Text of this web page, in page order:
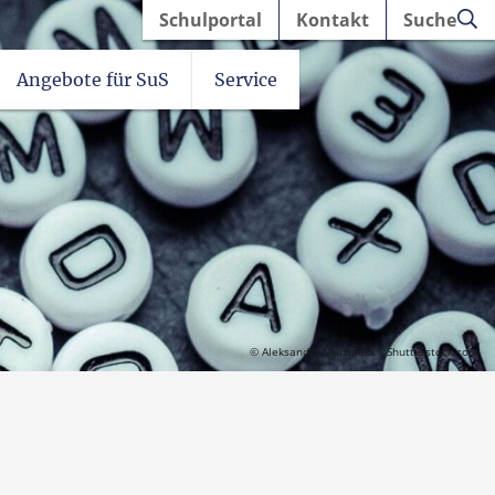
Angebote für SuS Service
Schulportal Kontakt Suche
© Aleksandrs Muiznieks / Shutterstock.com